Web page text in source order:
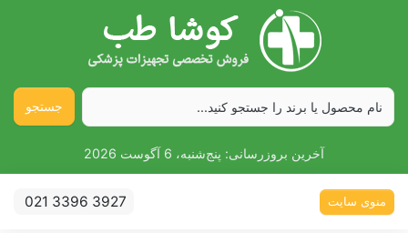
جستجو
آخرین بروزرسانی: پنج‌شنبه، 6 آگوست 2026
منوی سایت 021 3396 3927